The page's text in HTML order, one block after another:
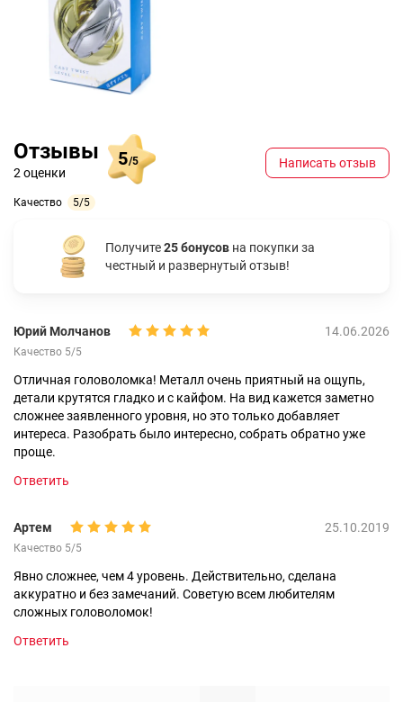
Отзывы
2 оценки
5/5
Качество 5/5
Написать отзыв
Получите25 бонусов на покупки за
честный и развернутый отзыв!
Юрий Молчанов 14.06.2026
Качество 5/5
Отличная головоломка! Металл очень приятный на ощупь,
детали крутятся гладко и с кайфом. На вид кажется заметно
сложнее заявленного уровня, но это только добавляет
интереса. Разобрать было интересно, собрать обратно уже
проще.
Ответить
Артем 25.10.2019
Качество 5/5
Явно сложнее, чем 4 уровень. Действительно, сделана
аккуратно и без замечаний. Советую всем любителям
сложных головоломок!
Ответить